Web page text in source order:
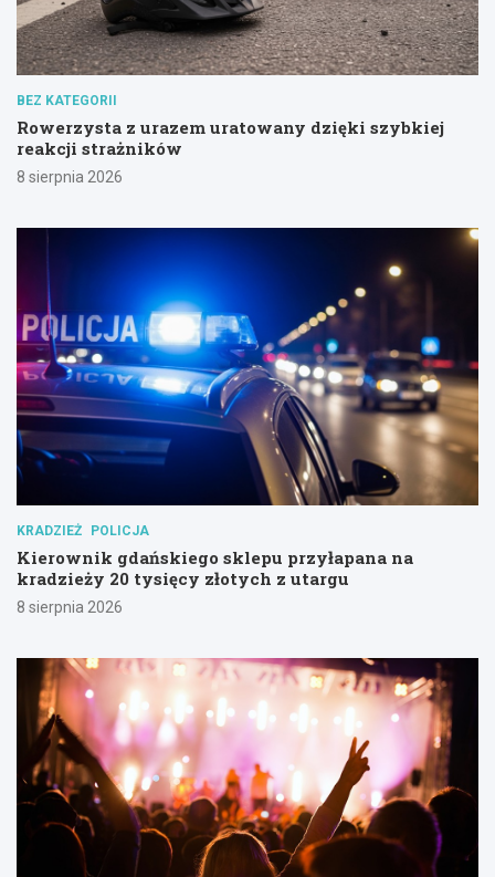
BEZ KATEGORII
Rowerzysta z urazem uratowany dzięki szybkiej
reakcji strażników
8 sierpnia 2026
KRADZIEŻ POLICJA
Kierownik gdańskiego sklepu przyłapana na
kradzieży 20 tysięcy złotych z utargu
8 sierpnia 2026